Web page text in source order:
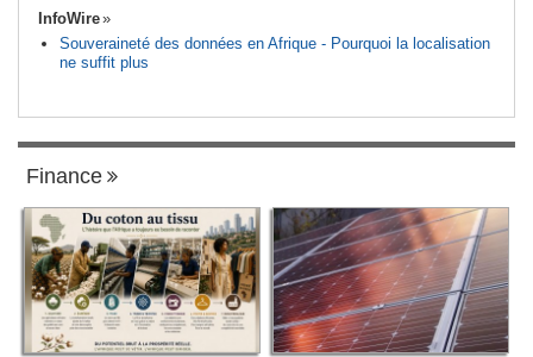
InfoWire
Souveraineté des données en Afrique - Pourquoi la localisation
ne suffit plus
Finance